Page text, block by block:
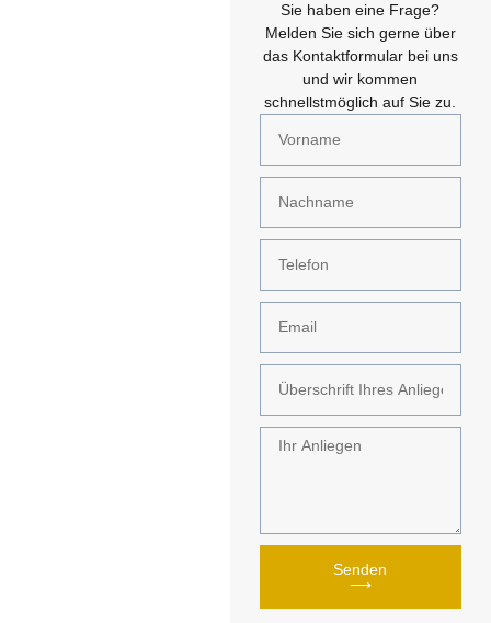
Sie haben eine Frage?
Melden Sie sich gerne über
das Kontaktformular bei uns
und wir kommen
schnellstmöglich auf Sie zu.
Senden
⟶